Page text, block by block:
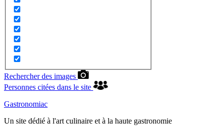
Rechercher des images
Personnes citées dans le site
Gastronomiac
Un site dédié à l'art culinaire et à la haute gastronomie